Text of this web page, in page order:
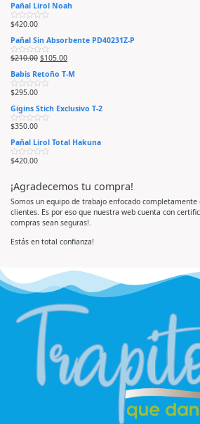
Pañal Lirol Noah
V
l
o
r
a
o
e
n
0
e
5
$420.00
Pañal Sin Absorbente PD40231Z-P
V
l
o
r
a
o
e
n
0
e
5
$210.00 $105.00
Babis Retoño T-M
V
l
o
r
a
o
e
n
0
5
$295.00
Gigins Stich Exclusivo T-2
V
l
o
r
a
e
n
0
d
e
5
$350.00
Pañal Lirol Total Hakuna
V
o
r
a
d
o
n
d
e
$420.00
¡Agradecemos tu compra!
Somos un equipo de trabajo enfocado
clientes. Es por eso que nuestra web cuenta con
compras sean seguras!.
Estás en total confianza!